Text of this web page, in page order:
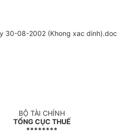
30-08-2002 (Khong xac dinh).doc
BỘ TÀI CHÍNH
TỔNG CỤC THUẾ
********